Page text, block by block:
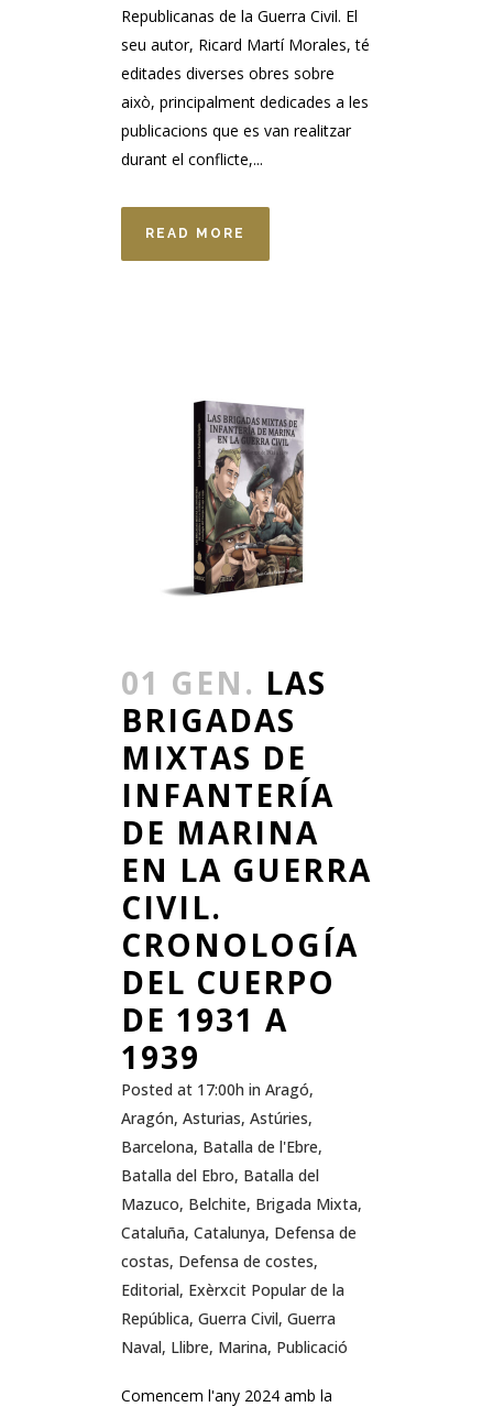
Republicanas de la Guerra Civil. El
seu autor, Ricard Martí Morales, té
editades diverses obres sobre
això, principalment dedicades a les
publicacions que es van realitzar
durant el conflicte,...
READ MORE
01 GEN. LAS
BRIGADAS
MIXTAS DE
INFANTERÍA
DE MARINA
EN LA GUERRA
CIVIL.
CRONOLOGÍA
DEL CUERPO
DE 1931 A
1939
Posted at 17:00h in Aragó,
Aragón, Asturias, Astúries,
Barcelona, Batalla de l'Ebre,
Batalla del Ebro, Batalla del
Mazuco, Belchite, Brigada Mixta,
Cataluña, Catalunya, Defensa de
costas, Defensa de costes,
Editorial, Exèrxcit Popular de la
República, Guerra Civil, Guerra
Naval, Llibre, Marina, Publicació
Comencem l'any 2024 amb la